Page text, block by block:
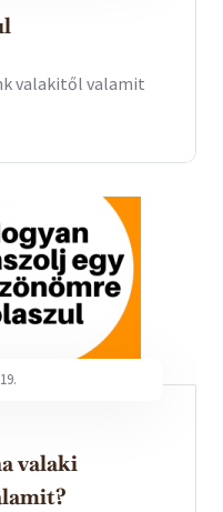
valakitől valamit
valaki